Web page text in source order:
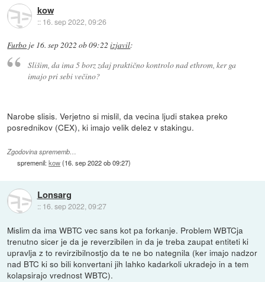
kow
:: 16. sep 2022, 09:26
Furbo je 16. sep 2022 ob 09:22 izjavil:
Slišim, da ima 5 borz zdaj praktično kontrolo nad ethrom, ker ga
imajo pri sebi večino?
Narobe slisis. Verjetno si mislil, da vecina ljudi stakea preko
posrednikov (CEX), ki imajo velik delez v stakingu.
Zgodovina sprememb…
spremenil:kow(16. sep 2022 ob 09:27)
Lonsarg
:: 16. sep 2022, 09:27
Mislim da ima WBTC vec sans kot pa forkanje. Problem WBTCja
trenutno sicer je da je reverzibilen in da je treba zaupat entiteti ki
upravlja z to revirzibilnostjo da te ne bo nategnila (ker imajo nadzor
nad BTC ki so bili konvertani jih lahko kadarkoli ukradejo in a tem
kolapsirajo vrednost WBTC).